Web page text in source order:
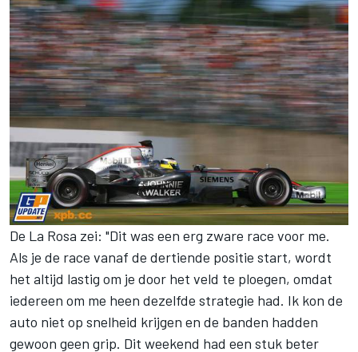
De La Rosa zei: "Dit was een erg zware race voor me.
Als je de race vanaf de dertiende positie start, wordt
het altijd lastig om je door het veld te ploegen, omdat
iedereen om me heen dezelfde strategie had. Ik kon de
auto niet op snelheid krijgen en de banden hadden
gewoon geen grip. Dit weekend had een stuk beter